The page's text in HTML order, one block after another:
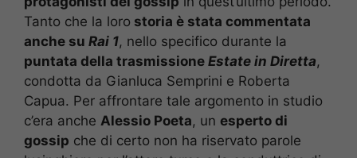
Tanto che la loro storia è stata commentata
anche su Rai 1, nello specifico durante la
puntata della trasmissione Estate in Diretta,
condotta da Gianluca Semprini e Roberta
Capua. Per affrontare tale argomento in studio
c’era anche Alessio Poeta, un esperto di
gossip che di certo non ha riservato parole